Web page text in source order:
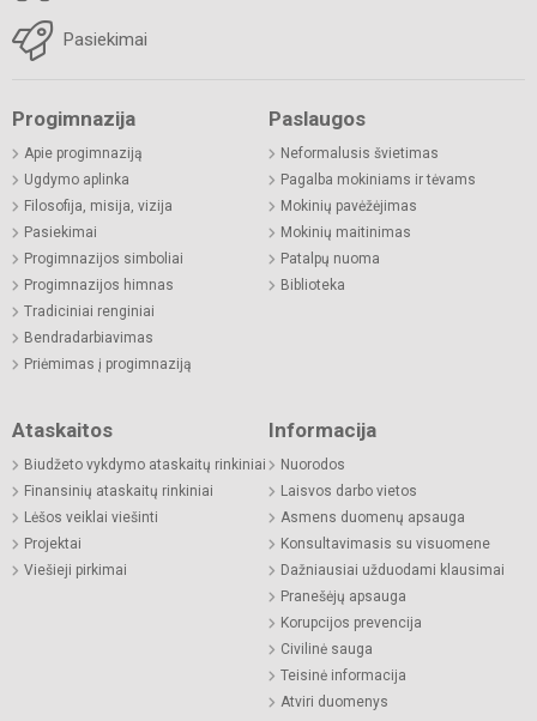
Pasiekimai
Progimnazija
Apie progimnaziją
Ugdymo aplinka
Filosofija, misija, vizija
Pasiekimai
Progimnazijos simboliai
Progimnazijos himnas
Tradiciniai renginiai
Bendradarbiavimas
Priėmimas į progimnaziją
Paslaugos
Neformalusis švietimas
Pagalba mokiniams ir tėvams
Mokinių pavėžėjimas
Mokinių maitinimas
Patalpų nuoma
Biblioteka
Ataskaitos
Biudžeto vykdymo ataskaitų rinkiniai
Finansinių ataskaitų rinkiniai
Lėšos veiklai viešinti
Projektai
Viešieji pirkimai
Informacija
Nuorodos
Laisvos darbo vietos
Asmens duomenų apsauga
Konsultavimasis su visuomene
Dažniausiai užduodami klausimai
Pranešėjų apsauga
Korupcijos prevencija
Civilinė sauga
Teisinė informacija
Atviri duomenys